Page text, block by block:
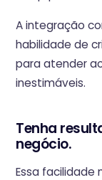
A integração
habilidade de
para atender
inestimáveis.
Tenha
negócio.
Essa